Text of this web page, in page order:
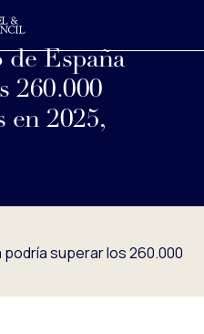
España
260.000
en 2025,
debajo.
superar los 260.000